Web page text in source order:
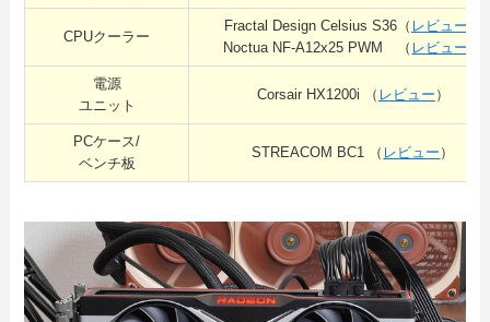
CPUクーラー
Fractal Design Celsius S36（ レビュー
Noctua NF-A12x25 PWM （ レビュー
電源
ユニット
Corsair HX1200i （ レビュー ）
PCケース/
ベンチ板
STREACOM BC1 （ レビュー ）